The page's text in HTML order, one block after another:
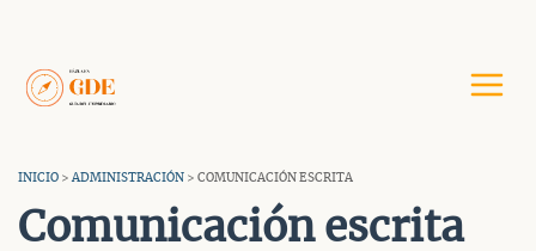
contenido
INICIO >ADMINISTRACIÓN > COMUNICACIÓN ESCRITA
Comunicación escrita